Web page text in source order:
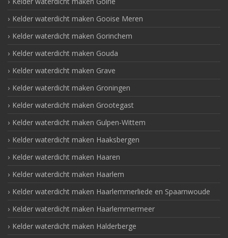
Kelder waterdicht maken Gooise Meren
Kelder waterdicht maken Gorinchem
Kelder waterdicht maken Gouda
Kelder waterdicht maken Grave
Kelder waterdicht maken Groningen
Kelder waterdicht maken Grootegast
Kelder waterdicht maken Gulpen-Wittem
Kelder waterdicht maken Haaksbergen
Kelder waterdicht maken Haaren
Kelder waterdicht maken Haarlem
Kelder waterdicht maken Haarlemmerliede en Spaarnwoude
Kelder waterdicht maken Haarlemmermeer
Kelder waterdicht maken Halderberge